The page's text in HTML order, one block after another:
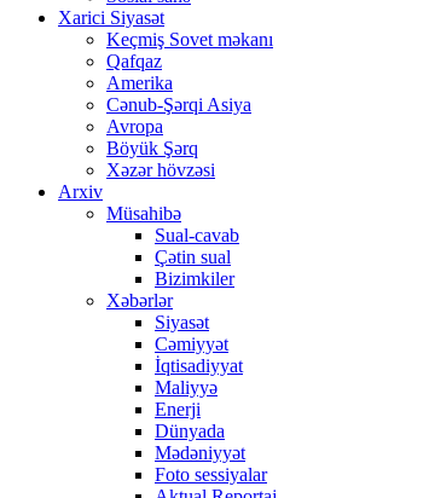
Xarici Siyasət
Keçmiş Sovet məkanı
Qafqaz
Amerika
Cənub-Şərqi Asiya
Avropa
Böyük Şərq
Xəzər hövzəsi
Arxiv
Müsahibə
Sual-cavab
Çətin sual
Bizimkiler
Xəbərlər
Siyasət
Cəmiyyət
İqtisadiyyat
Maliyyə
Enerji
Dünyada
Mədəniyyət
Foto sessiyalar